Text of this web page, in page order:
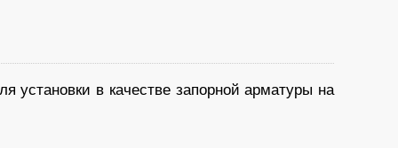
в качестве запорной арматуры на